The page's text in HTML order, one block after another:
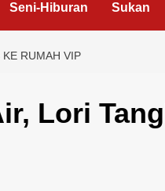
Seni-Hiburan Sukan
RUMAH VIP
Lori